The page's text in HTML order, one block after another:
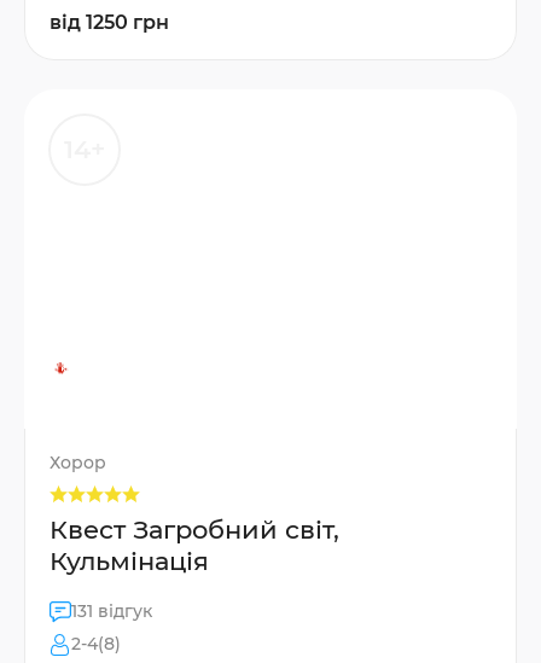
від 1250 грн
Хорор
Квест Загробний світ,
Кульмінація
131 відгук
2-4(8)